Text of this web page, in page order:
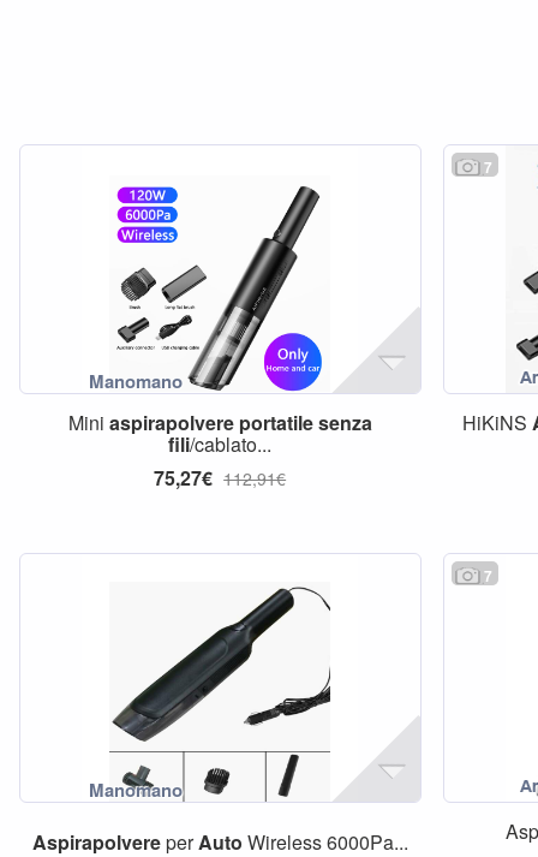
Mini aspirapolvere portatilesenza
fili/cablato...
75,27€ 112,91€
7
HiKiNS
AspirapolvereperAuto Wireless 6000Pa...
7